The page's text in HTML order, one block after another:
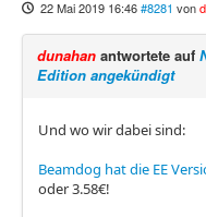
22 Mai 2019 16:46#8281 von
dunahan antwortete auf
Edition angekündigt
Und wo wir dabei sind:
Beamdog hat die EE
oder 3.58€!